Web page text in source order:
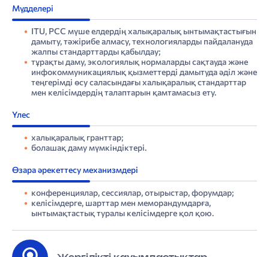
Мүдделері
ITU, РСС мүше елдердің халықаралық ынтымақтастығын
дамыту, тәжірибе алмасу, технологияларды пайдалануда
жалпы стандарттарды қабылдау;
тұрақты даму, экологиялық нормаларды сақтауда және
инфокоммуникациялық қызметтерді дамытуда әділ және
теңгерімді өсу саласындағы халықаралық стандарттар
мен келісімдердің талаптарын қамтамасыз ету.
Үлес
халықаралық гранттар;
болашақ даму мүмкіндіктері.
Өзара әрекеттесу механизмдері
конференциялар, сессиялар, отырыстар, форумдар;
келісімдерге, шарттар мен меморандумдарға,
ынтымақтастық туралы келісімдерге қол қою.